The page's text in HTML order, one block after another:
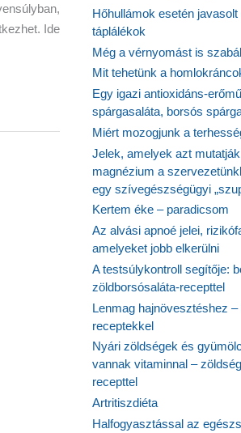
Ide
Hőhullámok esetén
táplálékok
Még a vérnyomást is
Mit tehetünk a
Egy igazi antioxidáns-
spárgasaláta, borsós
Miért mozogjunk a
Jelek, amelyek azt
magnézium a
egy szívegészségügyi
Kertem éke – paradicsom
Az alvási apnoé jelei,
amelyeket jobb elkerülni
A testsúlykontroll segítője:
zöldborsósaláta-recepttel
Lenmag hajnövesztéshez
receptekkel
Nyári zöldségek és
vannak vitaminnal –
recepttel
Artritiszdiéta
Halfogyasztással az